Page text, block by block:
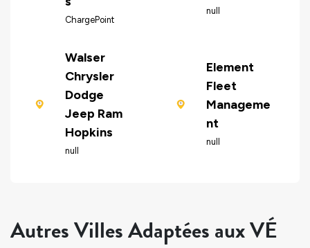
ChargePoint
null
Walser
Chrysler
Dodge
Jeep Ram
Hopkins
null
Element
Fleet
Manageme
nt
null
Autres Villes Adaptées aux VÉ